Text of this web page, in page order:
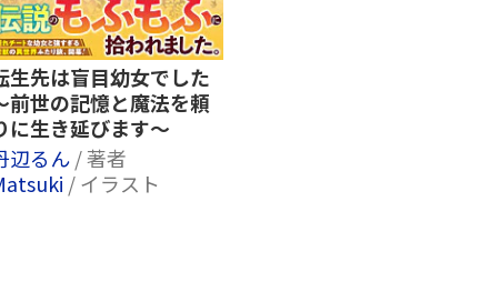
生先は盲目幼女でした
前世の記憶と魔法を頼
に生き延びます～
辺るん/ 著者
/ イラスト